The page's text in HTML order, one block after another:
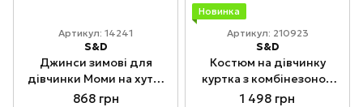
Артикул: 14241
S&D
Джинси зимові для
дівчинки Моми на хутрі
Модно
868 грн
Новинка
Артикул: 210923
S&D
Костюм на дівчинку
куртка з комбінезоном
Термо 1-5 років
1 498 грн